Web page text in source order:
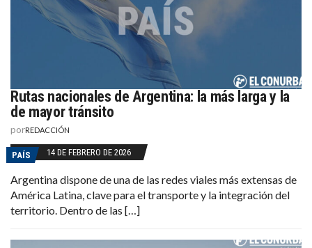
Rutas nacionales de Argentina: la más larga y la
de mayor tránsito
porREDACCIÓN
PAÍS 14 DE FEBRERO DE 2026
Argentina dispone de una de las redes viales más extensas de
América Latina, clave para el transporte y la integración del
territorio. Dentro de las […]